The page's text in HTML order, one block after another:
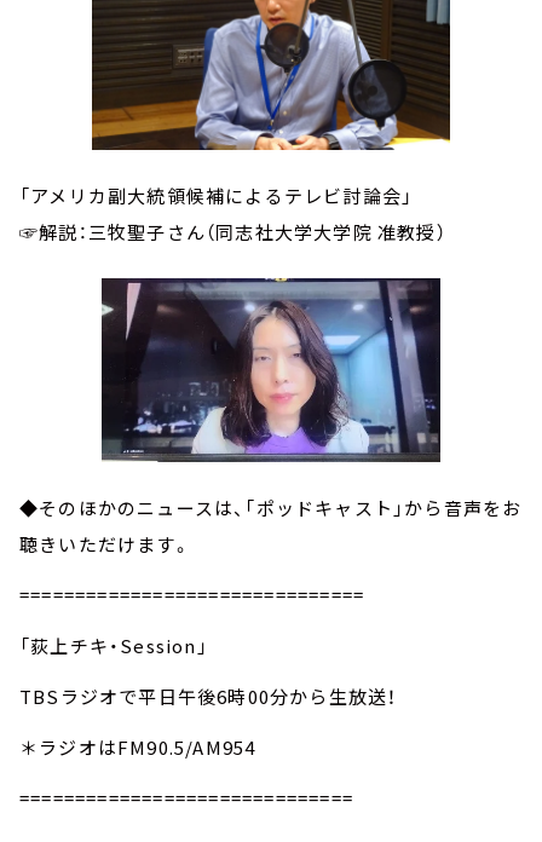
「アメリカ副大統領候補によるテレビ討論会」
☞解説：三牧聖子さん（同志社大学大学院 准教授）
◆そのほかのニュースは、「ポッドキャスト」から音声をお
聴きいただけます。
===============================
「荻上チキ・Session」
TBSラジオで平日午後6時00分から生放送！
＊ラジオはFM90.5/AM954
==============================